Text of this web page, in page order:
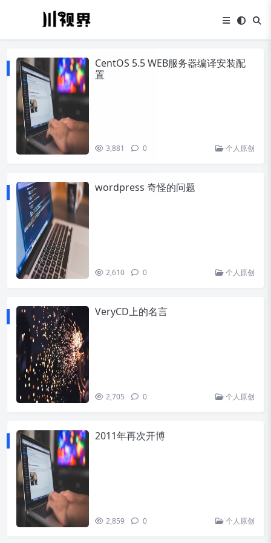
CentOS 5.5 WEB服务器编译安装配
置
3,881 0 个人原创
wordpress 奇怪的问题
2,610 0 个人原创
VeryCD上的名言
2,705 0 个人原创
2011年再次开博
2,859 0 个人原创